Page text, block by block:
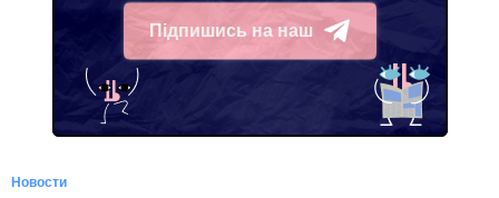
Підпишись на наш
Telegram
Новости